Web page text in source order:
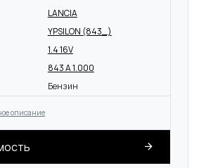
LANCIA
YPSILON (843_)
1.4 16V
843 A 1.000
Бензин
описание